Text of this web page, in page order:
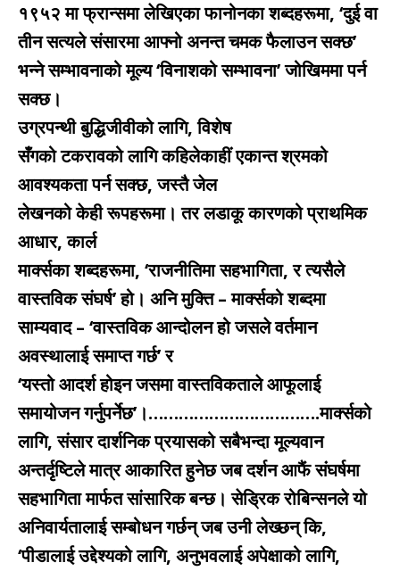
१९५२ मा फ्रान्समा लेखिएका फानोनका शब्दहरूमा, ‘दुई वा
तीन सत्यले संसारमा आफ्नो अनन्त चमक फैलाउन सक्छ’
भन्ने सम्भावनाको मूल्य ‘विनाशको सम्भावना’ जोखिममा पर्न
सक्छ।
उग्रपन्थी बुद्धिजीवीको लागि, विशेष
सँगको टकरावको लागि कहिलेकाहीं एकान्त श्रमको
आवश्यकता पर्न सक्छ, जस्तै जेल
लेखनको केही रूपहरूमा। तर लडाकू कारणको प्राथमिक
आधार, कार्ल
मार्क्सका शब्दहरूमा, ‘राजनीतिमा सहभागिता, र त्यसैले
वास्तविक संघर्ष’ हो। अनि मुक्ति – मार्क्सको शब्दमा
साम्यवाद – ‘वास्तविक आन्दोलन हो जसले वर्तमान
अवस्थालाई समाप्त गर्छ’ र
‘यस्तो आदर्श होइन जसमा वास्तविकताले आफूलाई
समायोजन गर्नुपर्नेछ’।…………………………….मार्क्सको
लागि, संसार दार्शनिक प्रयासको सबैभन्दा मूल्यवान
अन्तर्दृष्टिले मात्र आकारित हुनेछ जब दर्शन आफैं संघर्षमा
सहभागिता मार्फत सांसारिक बन्छ। सेड्रिक रोबिन्सनले यो
अनिवार्यतालाई सम्बोधन गर्छन् जब उनी लेख्छन् कि,
‘पीडालाई उद्देश्यको लागि, अनुभवलाई अपेक्षाको लागि,